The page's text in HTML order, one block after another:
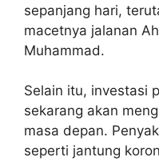
sepanjang hari,
macetnya jalanan
Muhammad.
Selain itu, investasi
sekarang akan
masa depan.
seperti jantung